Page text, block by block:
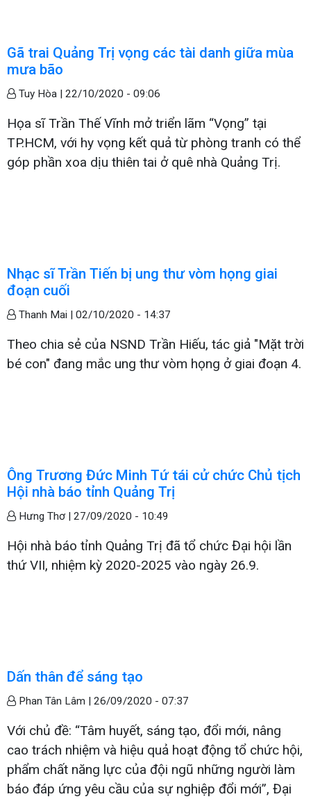
Gã trai Quảng Trị vọng các tài danh giữa mùa
mưa bão
Tuy Hòa | 22/10/2020 - 09:06
Họa sĩ Trần Thế Vĩnh mở triển lãm “Vọng” tại
TP.HCM, với hy vọng kết quả từ phòng tranh có thể
góp phần xoa dịu thiên tai ở quê nhà Quảng Trị.
Nhạc sĩ Trần Tiến bị ung thư vòm họng giai
đoạn cuối
Thanh Mai | 02/10/2020 - 14:37
Theo chia sẻ của NSND Trần Hiếu, tác giả "Mặt trời
bé con" đang mắc ung thư vòm họng ở giai đoạn 4.
Ông Trương Đức Minh Tứ tái cử chức Chủ tịch
Hội nhà báo tỉnh Quảng Trị
Hưng Thơ | 27/09/2020 - 10:49
Hội nhà báo tỉnh Quảng Trị đã tổ chức Đại hội lần
thứ VII, nhiệm kỳ 2020-2025 vào ngày 26.9.
Dấn thân để sáng tạo
Phan Tân Lâm | 26/09/2020 - 07:37
Với chủ đề: “Tâm huyết, sáng tạo, đổi mới, nâng
cao trách nhiệm và hiệu quả hoạt động tổ chức hội,
phẩm chất năng lực của đội ngũ những người làm
báo đáp ứng yêu cầu của sự nghiệp đổi mới”, Đại